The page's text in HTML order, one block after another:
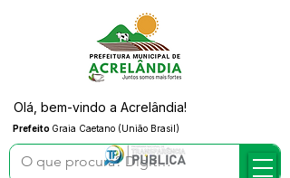
Prefeito Graia Caetano (União Brasil)
Olá, bem-vindo a Acrelândia!